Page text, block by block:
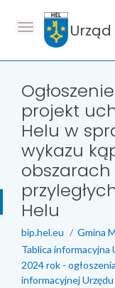
projekt
Helu w
wykazu
Helu
bip.hel.eu
Gmina
Tablica informacyjna
2024 rok -
informacyjnej